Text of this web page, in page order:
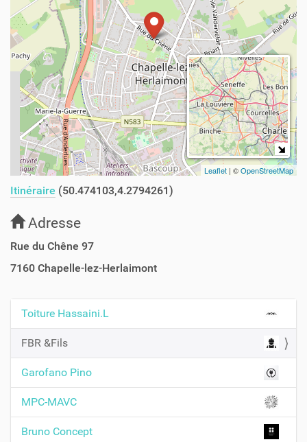
Leaflet | ©OpenStreetMap
Itinéraire (50.474103,4.2794261)
Adresse
Rue du Chêne 97
7160 Chapelle-lez-Herlaimont
N
a
v
i
g
a
t
Toiture Hassaini.L
FBR &Fils
Garofano Pino
MPC-MAVC
Bruno Concept